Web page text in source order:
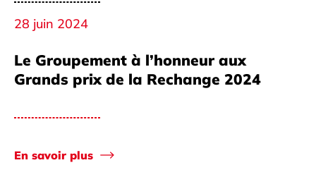
28 juin 2024
Le Groupement à l’honneur aux
Grands prix de la Rechange 2024
En savoir plus